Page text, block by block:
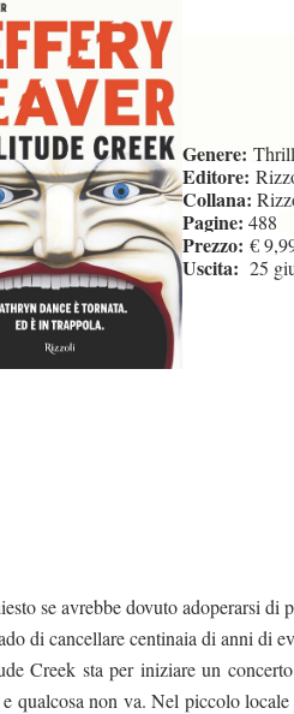
Genere:
Editore:
Collana:
Pagine: 488
Prezzo: €
Uscita: 25
se avrebbe dovuto adoperarsi di
di cancellare centinaia di anni di
Creek sta per iniziare un
qualcosa non va. Nel piccolo